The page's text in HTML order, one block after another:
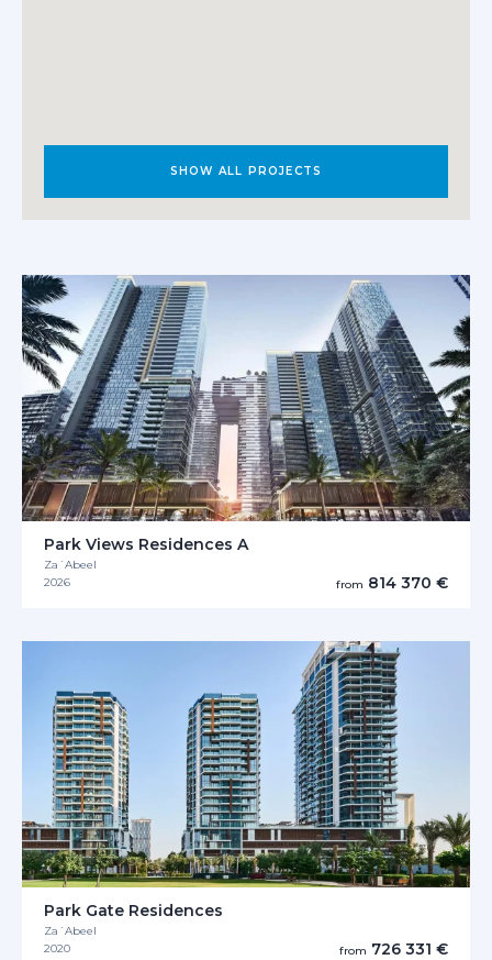
SHOW ALL PROJECTS
Park Views Residences A
Za´Abeel
2026
from 814 370 €
Park Gate Residences
Za´Abeel
2020
from 726 331 €